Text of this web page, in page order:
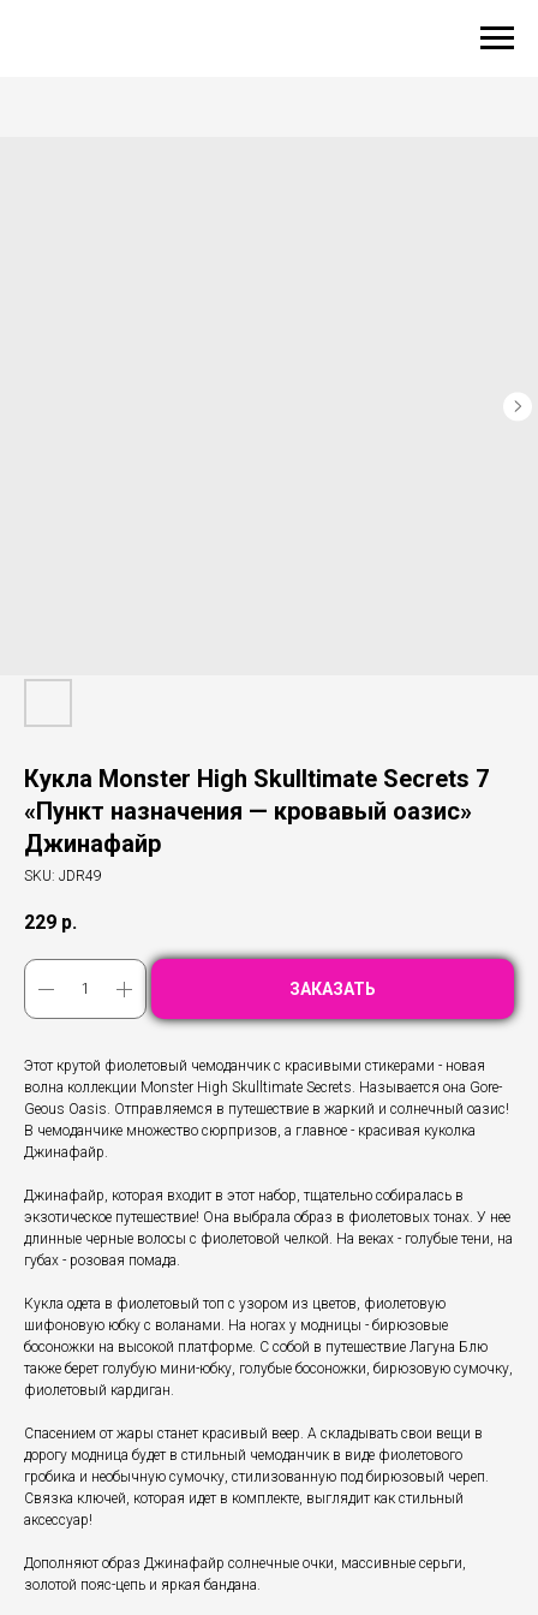
Кукла Monster High Skulltimate Secrets 7
«Пункт назначения — кровавый оазис»
Джинафайр
SKU: JDR49
229 р.
ЗАКАЗАТЬ
Этот крутой фиолетовый чемоданчик с красивыми стикерами - новая
волна коллекции Monster High Skulltimate Secrets. Называется она Gore-
Geous Oasis. Отправляемся в путешествие в жаркий и солнечный оазис!
В чемоданчике множество сюрпризов, а главное - красивая куколка
Джинафайр.
Джинафайр, которая входит в этот набор, тщательно собиралась в
экзотическое путешествие! Она выбрала образ в фиолетовых тонах. У нее
длинные черные волосы с фиолетовой челкой. На веках - голубые тени, на
губах - розовая помада.
Кукла одета в фиолетовый топ с узором из цветов, фиолетовую
шифоновую юбку с воланами. На ногах у модницы - бирюзовые
босоножки на высокой платформе. С собой в путешествие Лагуна Блю
также берет голубую мини-юбку, голубые босоножки, бирюзовую сумочку,
фиолетовый кардиган.
Спасением от жары станет красивый веер. А складывать свои вещи в
дорогу модница будет в стильный чемоданчик в виде фиолетового
гробика и необычную сумочку, стилизованную под бирюзовый череп.
Связка ключей, которая идет в комплекте, выглядит как стильный
аксессуар!
Дополняют образ Джинафайр солнечные очки, массивные серьги,
золотой пояс-цепь и яркая бандана.